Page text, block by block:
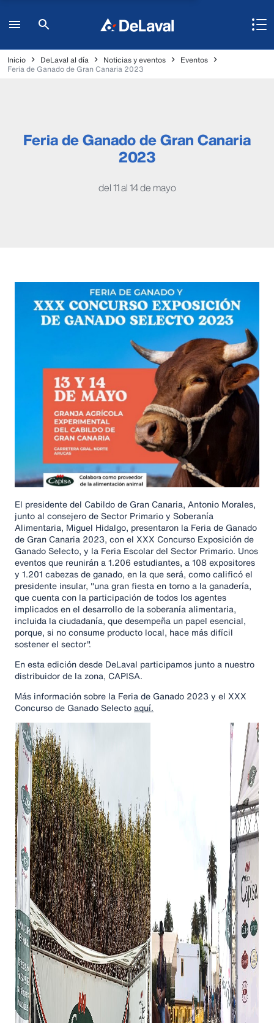
Inicio DeLaval al día Noticias y eventos
Eventos
Feria de Ganado de Gran Canaria 2023
Feria de Ganado de Gran Canaria
2023
del 11 al 14 de mayo
El presidente del Cabildo de Gran Canaria, Antonio Morales,
junto al consejero de Sector Primario y Soberanía
Alimentaria, Miguel Hidalgo, presentaron la Feria de Ganado
de Gran Canaria 2023, con el XXX Concurso Exposición de
Ganado Selecto, y la Feria Escolar del Sector Primario. Unos
eventos que reunirán a 1.206 estudiantes, a 108 expositores
y 1.201 cabezas de ganado, en la que será, como calificó el
presidente insular, "una gran fiesta en torno a la ganadería,
que cuenta con la participación de todos los agentes
implicados en el desarrollo de la soberanía alimentaria,
incluida la ciudadanía, que desempeña un papel esencial,
porque, si no consume producto local, hace más difícil
sostener el sector".
En esta edición desde DeLaval participamos junto a nuestro
distribuidor de la zona, CAPISA.
Más información sobre la Feria de Ganado 2023 y el XXX
Concurso de Ganado Selectoaquí.